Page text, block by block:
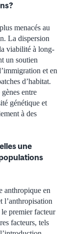
menacés au
La dispersion
viabilité à long-
un soutien
et en
d’habitat.
entre
génétique et
à des
une
anthropique en
l’anthropisation
le premier facteur
facteurs, tels